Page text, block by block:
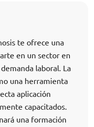
te ofrece una
en un sector en
laboral. La
una herramienta
aplicación
capacitados.
una formación